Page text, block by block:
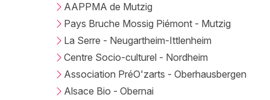
AAPPMA de Mutzig
Pays Bruche Mossig Piémont - Mutzig
La Serre - Neugartheim-Ittlenheim
Centre Socio-culturel - Nordheim
Association PréO'zarts - Oberhausbergen
Alsace Bio - Obernai